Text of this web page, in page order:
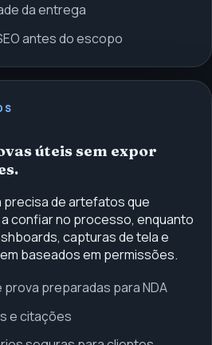
da entrega
antes do escopo
úteis sem expor
precisa de artefatos que
confiar no processo, enquanto
capturas de tela e
baseados em permissões.
preparadas para NDA
e citações